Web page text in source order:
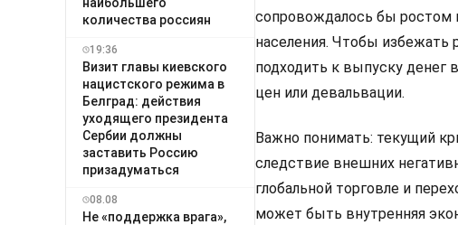
количества россиян
19:36
Визит главы киевского
нацистского режима в
Белград: действия
уходящего президента
Сербии должны
заставить Россию
призадуматься
08.08
Не «поддержка врага»,
сопровождалось бы ростом
населения. Чтобы избежать
подходить к выпуску денег
цен или девальвации.
Важно понимать: текущий
следствие внешних
глобальной торговле и
может быть внутренняя